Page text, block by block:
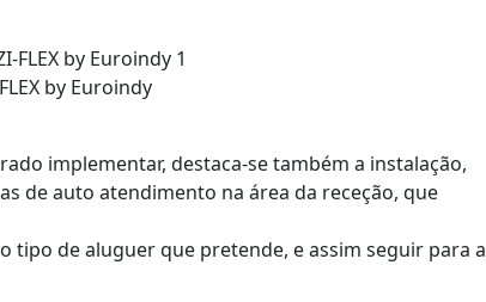
by Euroindy
implementar, destaca-se também a instalação,
de auto atendimento na área da receção, que
tipo de aluguer que pretende, e assim seguir para a